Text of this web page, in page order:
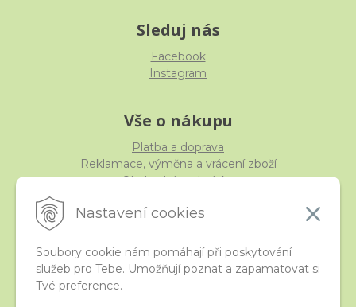
Nastavení cookies
Soubory cookie nám pomáhají při poskytování
služeb pro Tebe. Umožňují poznat a zapamatovat si
Tvé preference.
Sleduj nás
Facebook
Instagram
Vše o nákupu
Platba a doprava
Reklamace, výměna a vrácení zboží
Obchodní podmínky
iStraka